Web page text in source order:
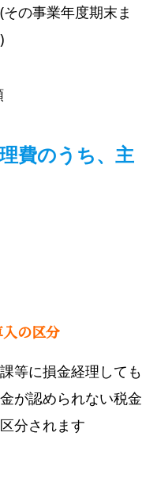
の事業年度期末ま
費のうち、主
の区分
等に損金経理しても
が認められない税金
分されます